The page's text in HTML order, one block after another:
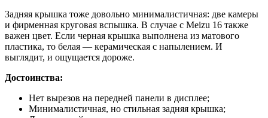
Задняя крышка тоже довольно минималистичная: две камеры
и фирменная круговая вспышка. В случае с Meizu 16 также
важен цвет. Если черная крышка выполнена из матового
пластика, то белая — керамическая с напылением. И
выглядит, и ощущается дороже.
Достоинства:
Нет вырезов на передней панели в дисплее;
Минималистичная, но стильная задняя крышка;